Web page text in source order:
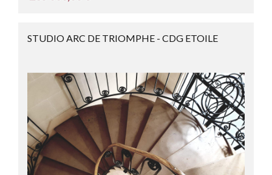
STUDIO ARC DE TRIOMPHE - CDG ETOILE